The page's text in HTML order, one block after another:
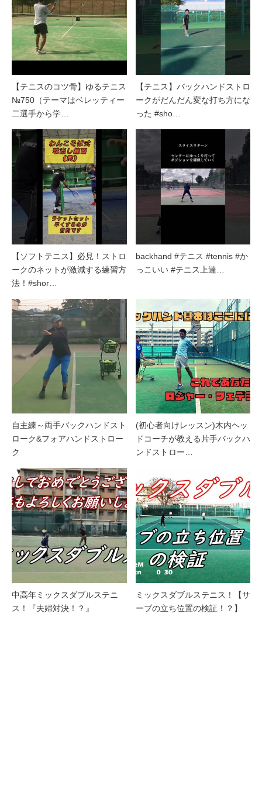
【テニスのコツ骨】ゆるテニス
№750（テーマはベレッティー
二選手から学…
【テニス】バックハンドストロ
ークがだんだん変な打ち方にな
った #sho…
【ソフトテニス】必見！ストロ
ークのネットが激減する練習方
法！#shor…
backhand #テニス #tennis #か
っこいい #テニス上達…
自主練～両手バックハンドスト
ローク&フォアハンドストロー
ク
(初心者向けレッスン)木内ヘッ
ドコーチが教える片手バックハ
ンドストロー…
中高年ミックスダブルステニ
ス！『夫婦対決！？』
ミックスダブルステニス！【サ
ーブの立ち位置の検証！？】